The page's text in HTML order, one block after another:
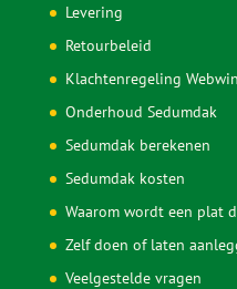
Levering
Retourbeleid
Klachtenregeling
Onderhoud Sedumdak
Sedumdak berekenen
Sedumdak kosten
Waarom wordt een plat
Zelf doen of laten
Veelgestelde vragen